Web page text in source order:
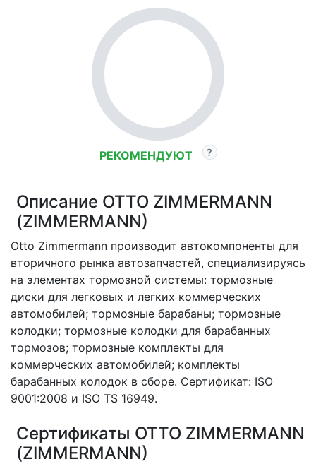
РЕКОМЕНДУЮТ
Описание OTTO ZIMMERMANN
(ZIMMERMANN)
Otto Zimmermann производит автокомпоненты для
вторичного рынка автозапчастей, специализируясь
на элементах тормозной системы: тормозные
диски для легковых и легких коммерческих
автомобилей; тормозные барабаны; тормозные
колодки; тормозные колодки для барабанных
тормозов; тормозные комплекты для
коммерческих автомобилей; комплекты
барабанных колодок в сборе. Сертификат: ISO
9001:2008 и ISO TS 16949.
Сертификаты OTTO ZIMMERMANN
(ZIMMERMANN)